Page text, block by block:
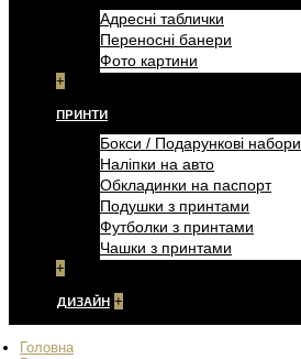
Адресні таблички
Переносні банери
Фото картини
+
ПРИНТИ
Бокси / Подарункові набори
Наліпки на авто
Обкладинки на паспорт
Подушки з принтами
Футболки з принтами
Чашки з принтами
+
ДИЗАЙН +
Головна